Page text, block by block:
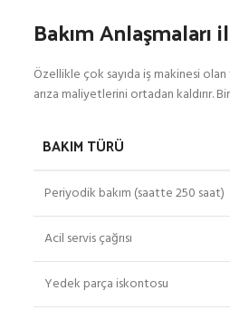
Bakım
Özellikle çok sayıda iş makinesi
arıza maliyetlerini ortadan kaldırır.
BAKIM TÜRÜ
Periyodik bakım (saatte 250 saat)
Acil servis çağrısı
Yedek parça iskontosu